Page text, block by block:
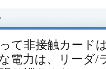
て非接触カード
電力は、リーダ/